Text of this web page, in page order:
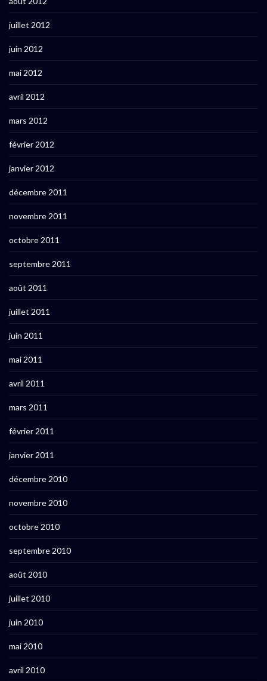
juillet 2012
juin 2012
mai 2012
avril 2012
mars 2012
février 2012
janvier 2012
décembre 2011
novembre 2011
octobre 2011
septembre 2011
août 2011
juillet 2011
juin 2011
mai 2011
avril 2011
mars 2011
février 2011
janvier 2011
décembre 2010
novembre 2010
octobre 2010
septembre 2010
août 2010
juillet 2010
juin 2010
mai 2010
avril 2010